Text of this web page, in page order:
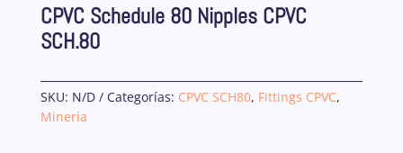
CPVC Schedule 80 Nipples CPVC
SCH.80
SKU: N/D Categorías: CPVC SCH80, Fittings CPVC,
Minería